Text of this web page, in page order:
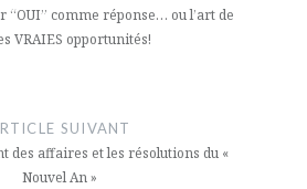
“OUI” comme réponse… ou l’art de
VRAIES opportunités!
SUIVANT
des affaires et les résolutions du «
Nouvel An »